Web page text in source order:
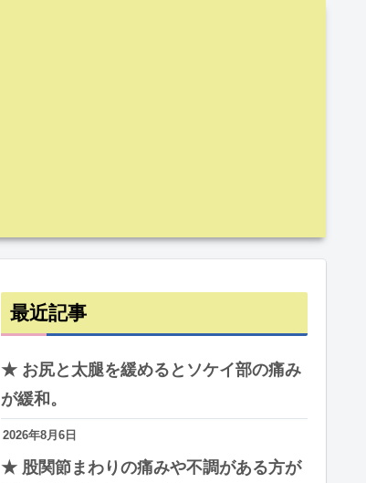
最近記事
★ お尻と太腿を緩めるとソケイ部の痛み
が緩和。
2026年8月6日
★ 股関節まわりの痛みや不調がある方が